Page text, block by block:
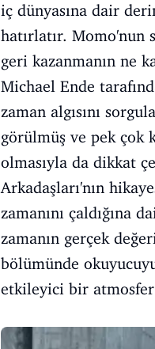
iç dünyasına dair
hatırlatır. Momo'nun
geri kazanmanın ne
Michael Ende
zaman algısını
görülmüş ve pek çok
olmasıyla da dikkat
Arkadaşları'nın
zamanını çaldığına
zamanın gerçek
bölümünde
etkileyici bir atmosfer